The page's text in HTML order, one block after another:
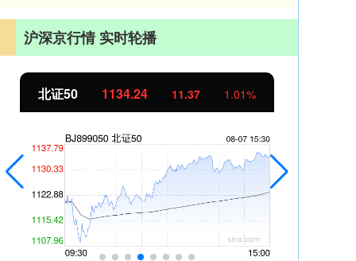
沪深京行情 实时轮播
北证50 1134.24 11.37 1.01%